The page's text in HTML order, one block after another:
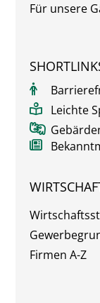
Für unsere
Leichte
Firmen A-Z